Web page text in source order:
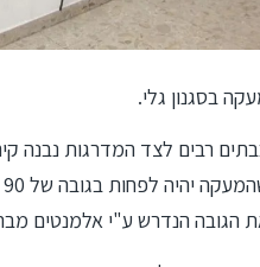
בסגנון גלי.
רבים לצד המדרגות נבנה
הגובה הנדרש ע"י אלמנטים